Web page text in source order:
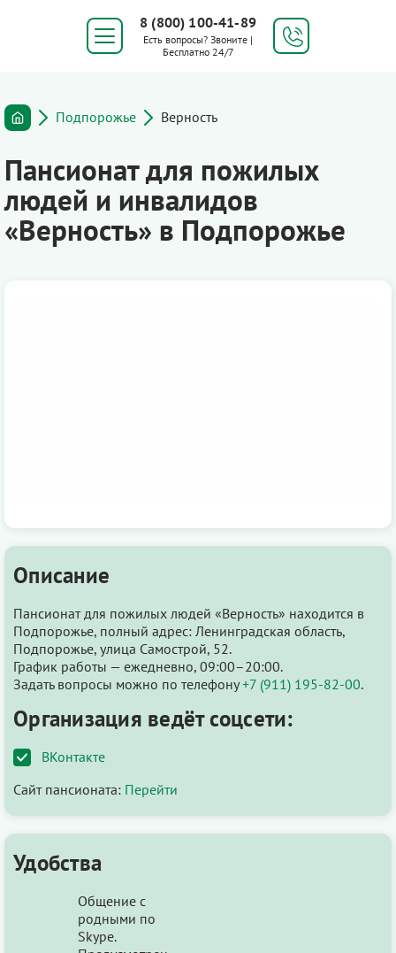
8 (800) 100-41-89
Есть вопросы? Звоните |
Бесплатно 24/7
Подпорожье Верность
Пансионат для пожилых
людей и инвалидов
«Верность» в Подпорожье
Описание
Пансионат для пожилых людей «Верность» находится в
Подпорожье, полный адрес: Ленинградская область,
Подпорожье, улица Самострой, 52.
График работы — ежедневно, 09:00–20:00.
Задать вопросы можно по телефону+7 (911) 195-82-00.
Организация ведёт соцсети:
ВКонтакте
Сайт пансионата: Перейти
Удобства
Общение с
родными по
Skype.